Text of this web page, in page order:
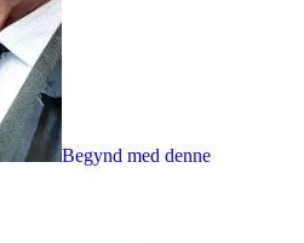
Begynd med denne